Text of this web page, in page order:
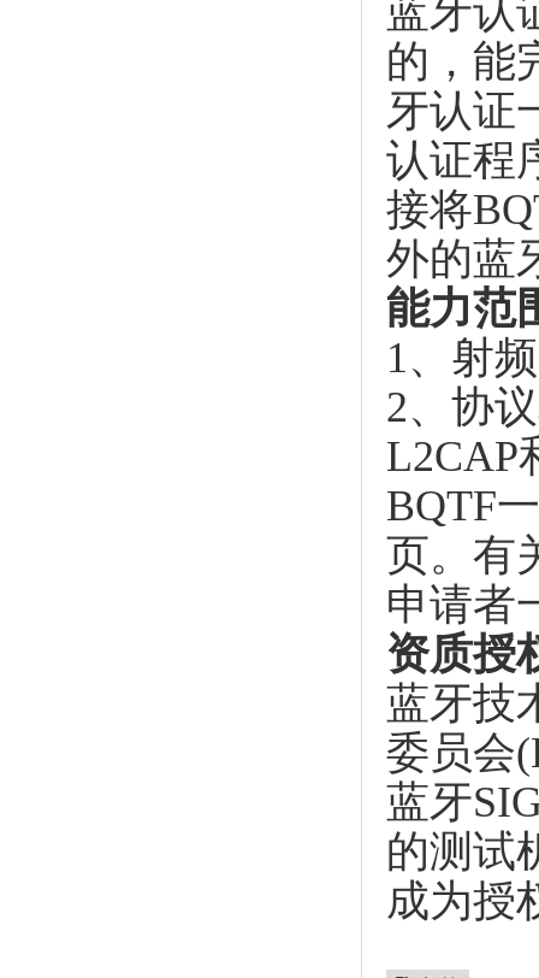
蓝牙认
的，能
牙认证
认证程
接将
外的蓝
能力范
1、射
2、协
L2CAP
BQTF
页。有
申请者
资质授
蓝牙技
委员会
蓝牙
的测试
成为授